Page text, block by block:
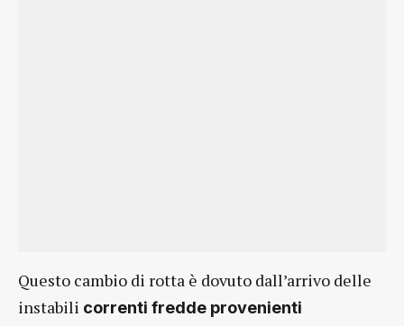
Questo cambio di rotta è dovuto dall’arrivo delle
instabili correnti fredde provenienti